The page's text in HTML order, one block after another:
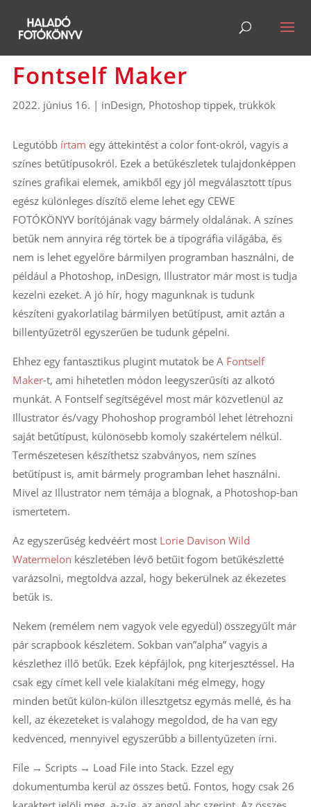
Fontself Maker
2022. június 16. | inDesign, Photoshop tippek, trükkök
Legutóbb írtam egy áttekintést a color font-okról, vagyis a
színes betűtípusokról. Ezek a betűkészletek tulajdonképpen
színes grafikai elemek, amikből egy jól megválasztott típus
egész különleges díszítő eleme lehet egy CEWE
FOTÓKÖNYV borítójának vagy bármely oldalának. A színes
betűk nem annyira rég törtek be a tipográfia világába, és
nem is lehet egyelőre bármilyen programban használni, de
például a Photoshop, inDesign, Illustrator már most is tudja
kezelni ezeket. A jó hír, hogy magunknak is tudunk
készíteni gyakorlatilag bármilyen betűtípust, amit aztán a
billentyűzetről egyszerűen be tudunk gépelni.
Ehhez egy fantasztikus plugint mutatok be A Fontself
Maker-t, ami hihetetlen módon leegyszerűsíti az alkotó
munkát. A Fontself segítségével most már közvetlenül az
Illustrator és/vagy Phohoshop programból lehet létrehozni
saját betűtípust, különösebb komoly szakértelem nélkül.
Természetesen készíthetsz szabványos, nem színes
betűtípust is, amit bármely programban lehet használni.
Mivel az Illustrator nem témája a blognak, a Photoshop-ban
ismertetem.
Az egyszerűség kedvéért most Lorie Davison Wild
Watermelon készletében lévő betűit fogom betűkészletté
varázsolni, megtoldva azzal, hogy bekerülnek az ékezetes
betűk is.
Nekem (remélem nem vagyok vele egyedül) összegyűlt már
pár scrapbook készletem. Sokban van”alpha” vagyis a
készlethez illő betűk. Ezek képfájlok, png kiterjesztéssel. Ha
csak egy címet kell vele kialakítani még elmegy, hogy
minden betűt külön-külön illesztgetsz egymás mellé, és ha
kell, az ékezeteket is valahogy megoldod, de ha van egy
kedvenced, mennyivel egyszerűbb a billentyűzeten írni.
File → Scripts → Load File into Stack. Ezzel egy
dokumentumba kerül az összes betű. Fontos, hogy csak 26